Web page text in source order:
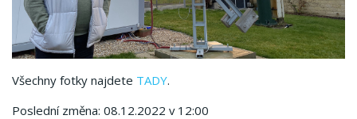
Všechny fotky najdete TADY.
Poslední změna: 08.12.2022 v 12:00